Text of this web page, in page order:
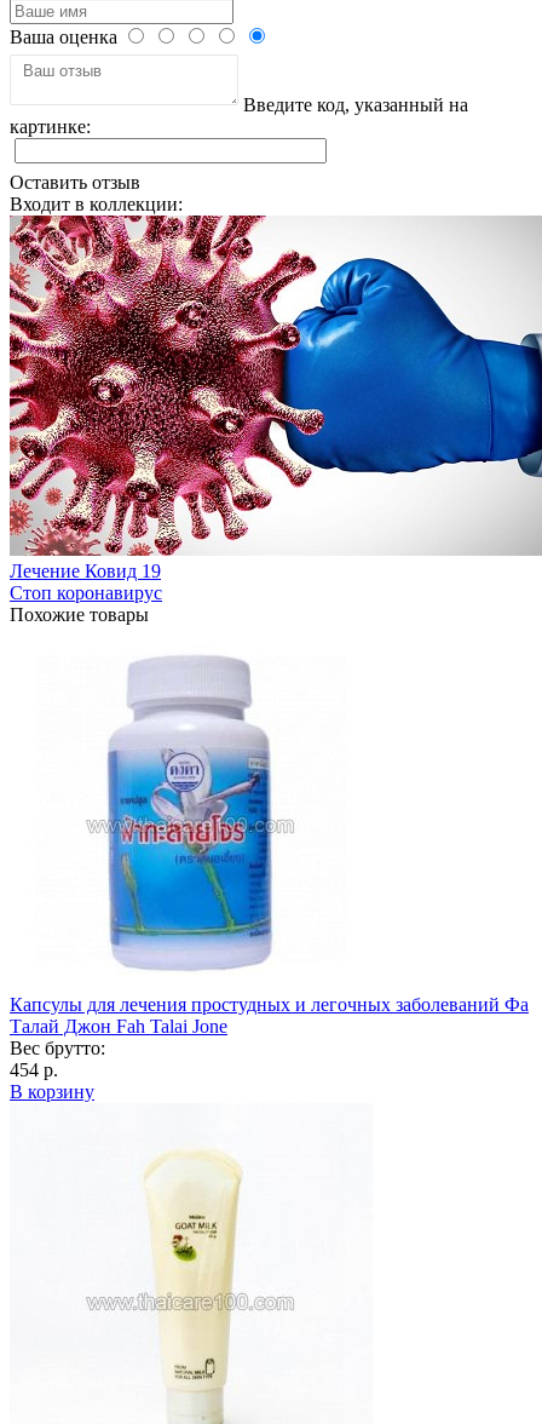
Ваша оценка
Введите код, указанный на
картинке:
Оставить отзыв
Входит в коллекции:
Лечение Ковид 19
Стоп коронавирус
Похожие товары
Капсулы для лечения простудных и легочных заболеваний Фа
Талай Джон Fah Talai Jone
Вес брутто:
454 р.
В корзину